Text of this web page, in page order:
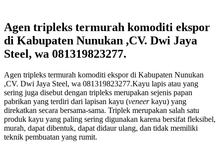
Agen tripleks termurah komoditi ekspor
di Kabupaten Nunukan ,CV. Dwi Jaya
Steel, wa 081319823277.
Agen tripleks termurah komoditi ekspor di Kabupaten Nunukan
,CV. Dwi Jaya Steel, wa 081319823277.Kayu lapis atau yang
sering juga disebut dengan tripleks merupakan sejenis papan
pabrikan yang terdiri dari lapisan kayu (veneerkayu) yang
direkatkan secara bersama-sama. Triplek merupakan salah satu
produk kayu yang paling sering digunakan karena bersifat fleksibel,
murah, dapat dibentuk, dapat didaur ulang, dan tidak memiliki
teknik pembuatan yang rumit.